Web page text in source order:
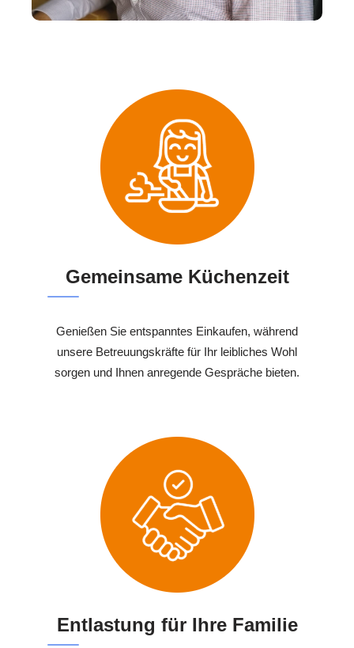
Gemeinsame Küchenzeit
Genießen Sie entspanntes Einkaufen, während
unsere Betreuungskräfte für Ihr leibliches Wohl
sorgen und Ihnen anregende Gespräche bieten.
Entlastung für Ihre Familie